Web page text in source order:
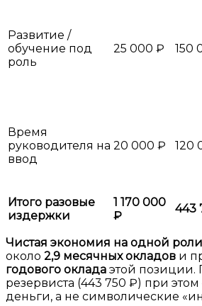
Развитие /
обучение под
роль
25 000 ₽ 150
Время
руководителя на
ввод
20 000 ₽ 120
Итого разовые
издержки
1 170 000
₽
443
Чистая экономия на одной
около 2,9 месячных окладов и
годового оклада этой позиции.
резервиста (443 750 ₽) при
деньги, а не символические